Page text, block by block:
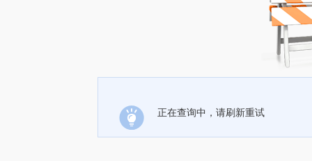
正在查询中，请刷新重试